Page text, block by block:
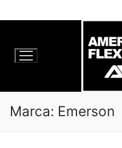
para
conteúdo
Marca: Emerson